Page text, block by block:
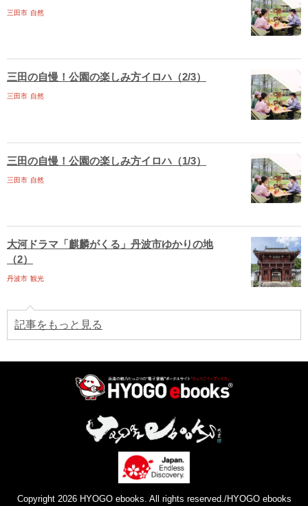
三田市 自然
三田の自慢！公園の楽しみ方イロハ（2/3）
三田市 自然
三田の自慢！公園の楽しみ方イロハ（1/3）
三田市 自然
大河ドラマ「麒麟がくる」丹波市ゆかりの地
（2）
丹波市 観光
記事をもっと見る
Copyright 2026 HYOGO ebooks. All rights reserved./HYOGO ebooks